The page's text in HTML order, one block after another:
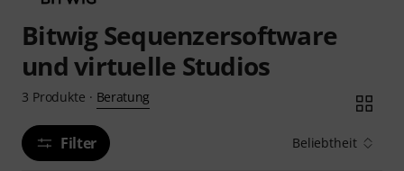
Bitwig Sequenzersoftware
und virtuelle Studios
3 Produkte · Beratung
Filter Beliebtheit